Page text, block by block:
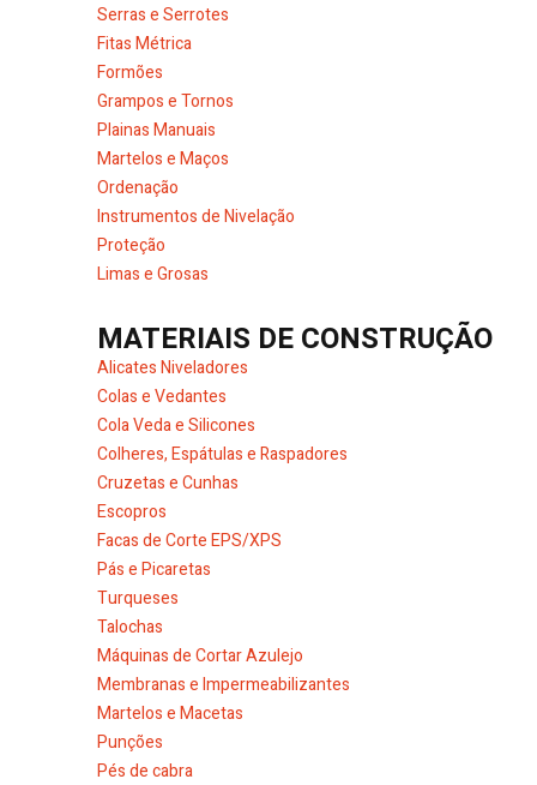
Serras e Serrotes
Fitas Métrica
Formões
Grampos e Tornos
Plainas Manuais
Martelos e Maços
Ordenação
Instrumentos de Nivelação
Proteção
Limas e Grosas
MATERIAIS DE CONSTRUÇÃO
Alicates Niveladores
Colas e Vedantes
Cola Veda e Silicones
Colheres, Espátulas e Raspadores
Cruzetas e Cunhas
Escopros
Facas de Corte EPS/XPS
Pás e Picaretas
Turqueses
Talochas
Máquinas de Cortar Azulejo
Membranas e Impermeabilizantes
Martelos e Macetas
Punções
Pés de cabra